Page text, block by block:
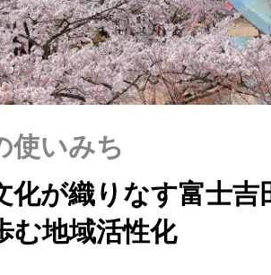
使いみち
化が織りなす富士吉
む地域活性化